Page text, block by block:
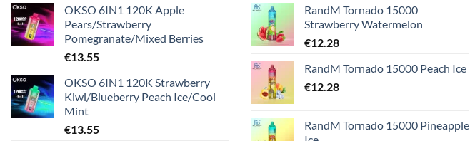
OKSO 6IN1 120K Apple
Pears/Strawberry
Pomegranate/Mixed Berries
€13.55
OKSO 6IN1 120K Strawberry
Kiwi/Blueberry Peach Ice/Cool
Mint
€13.55
RandM Tornado 15000
Strawberry Watermelon
€12.28
RandM Tornado 15000 Peach Ice
€12.28
RandM Tornado 15000 Pineapple